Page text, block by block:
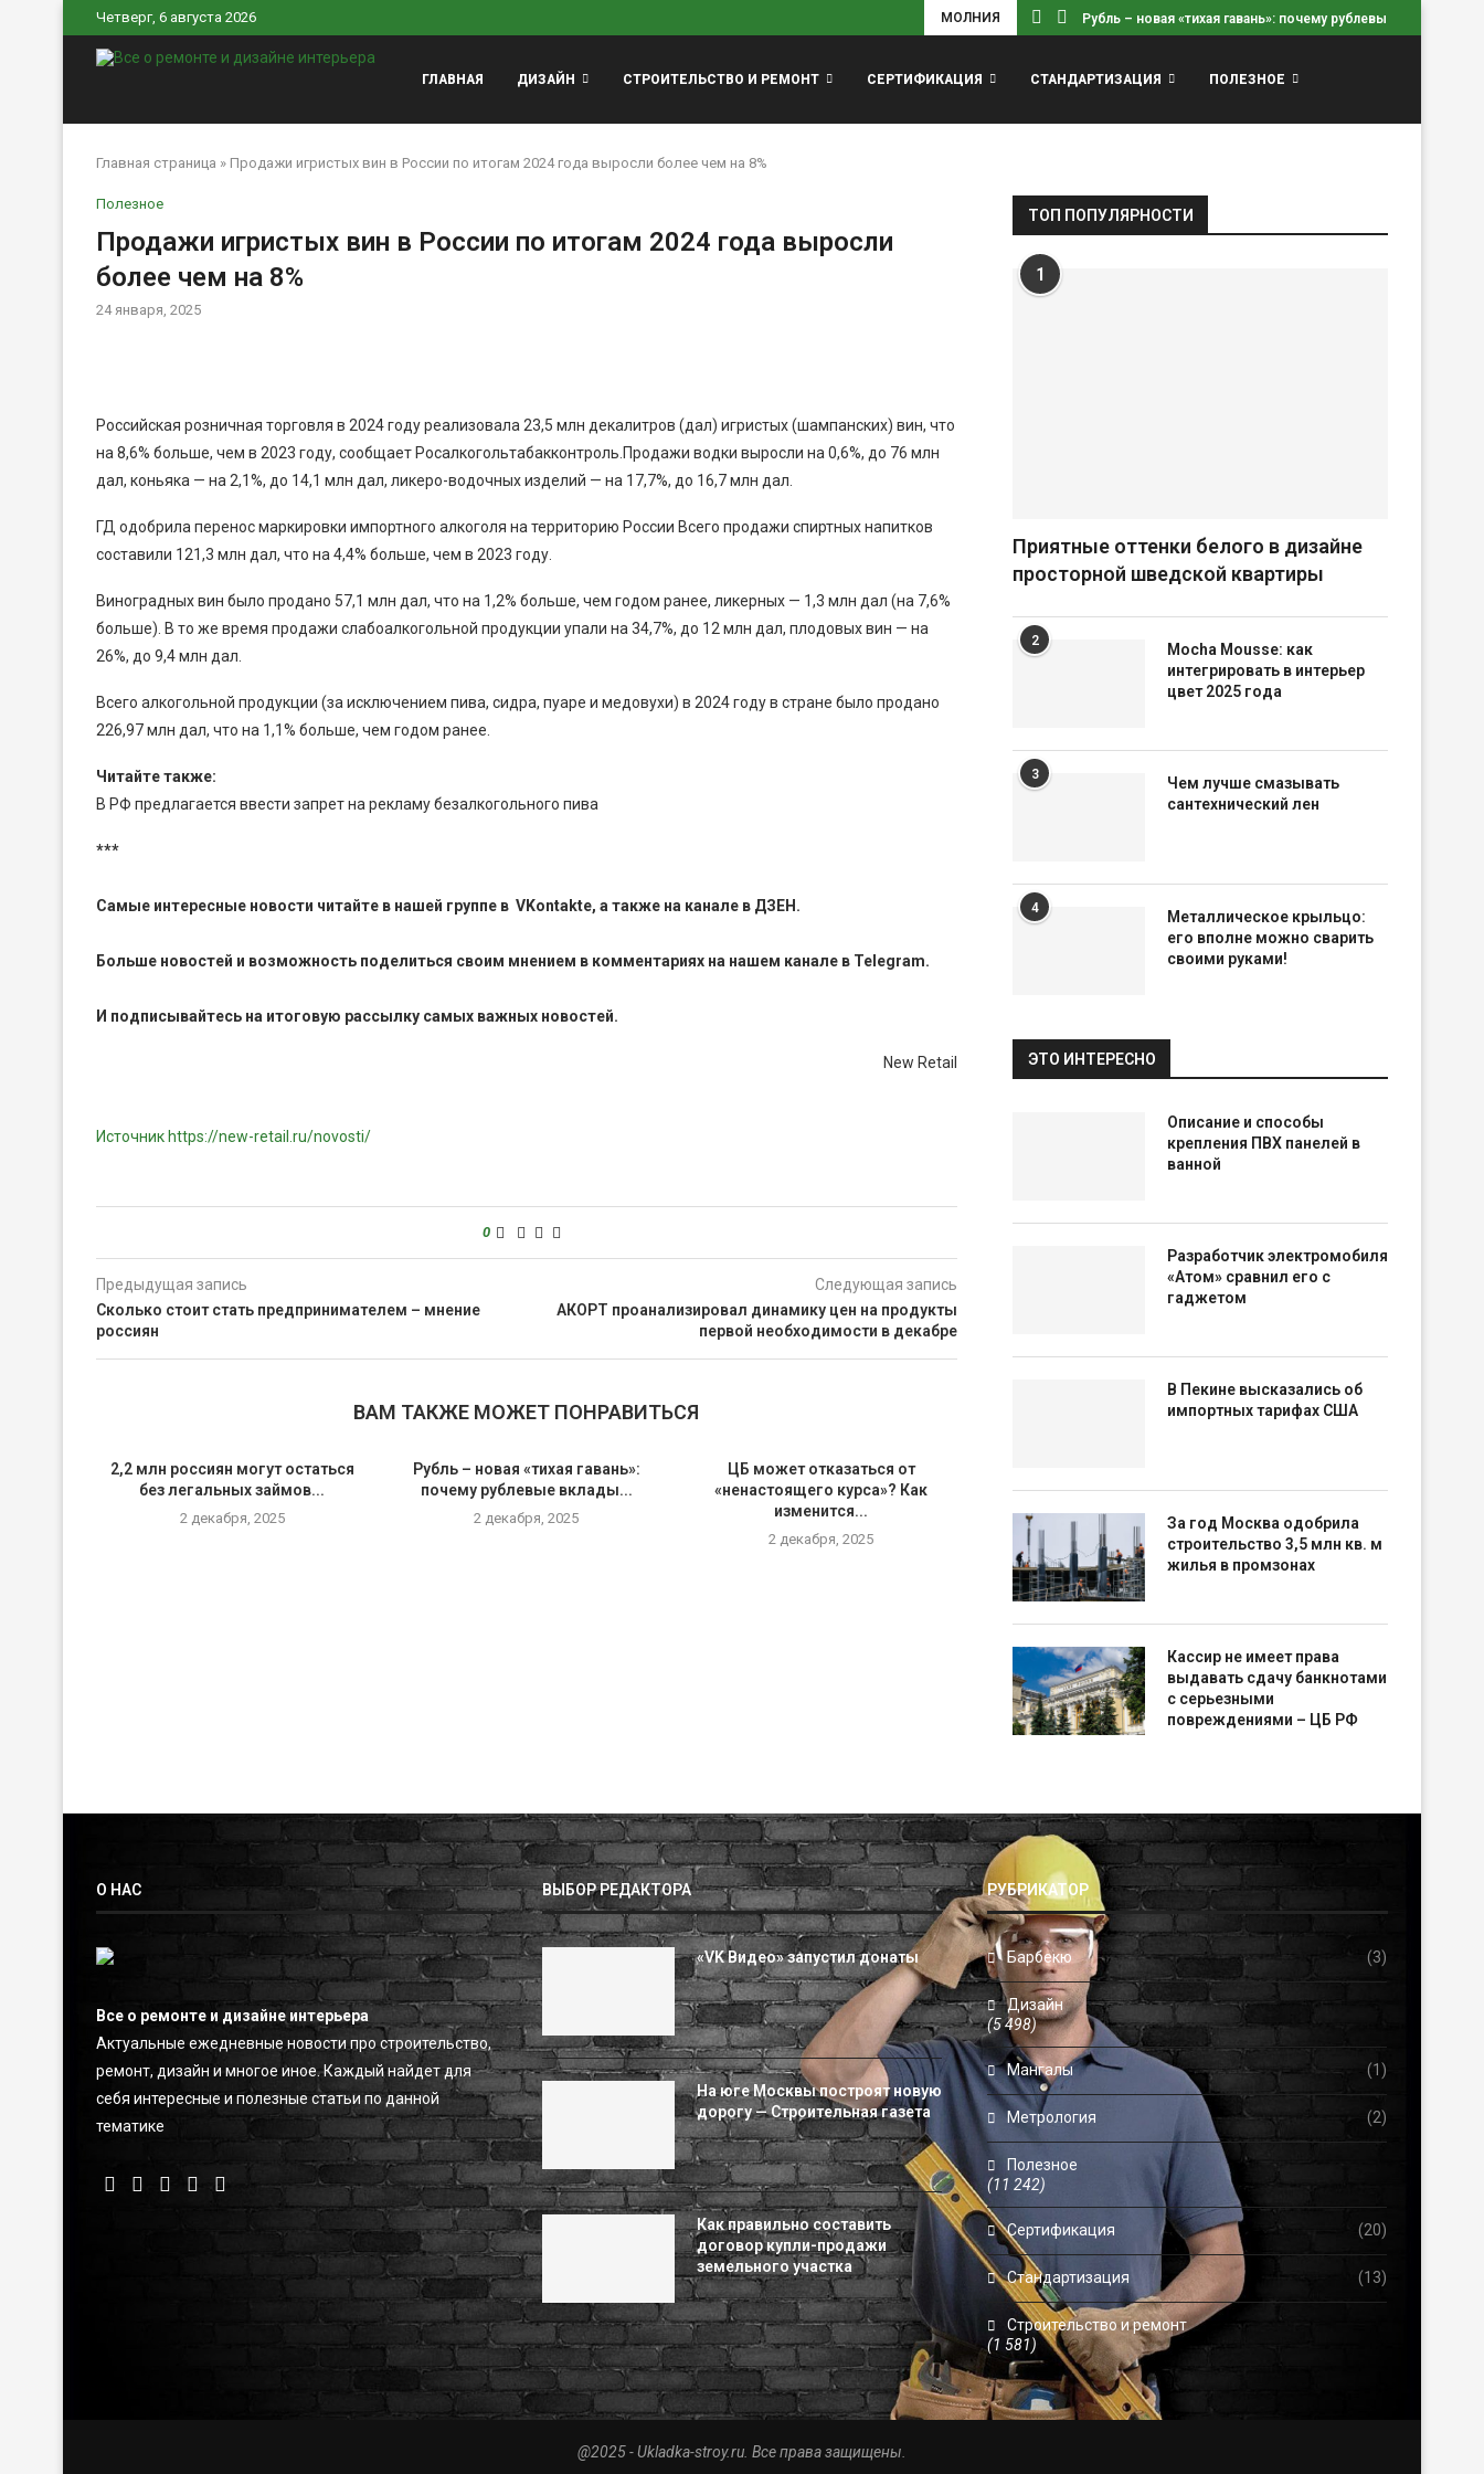
Четверг, 6 августа 2026 МОЛНИЯ Рубль – новая «тихая гавань»: почему рублевые вклады...
ГЛАВНАЯ ДИЗАЙН СТРОИТЕЛЬСТВО И РЕМОНТ СЕРТИФИКАЦИЯ СТАНДАРТИЗАЦИЯ ПОЛЕЗНОЕ
Главная страница » Продажи игристых вин в России по итогам 2024 года выросли более чем на 8%
Полезное
Продажи игристых вин в России по итогам 2024 года выросли
более чем на 8%
24 января, 2025
Российская розничная торговля в 2024 году реализовала 23,5 млн декалитров (дал) игристых (шампанских) вин, что
на 8,6% больше, чем в 2023 году, сообщает Росалкогольтабакконтроль.Продажи водки выросли на 0,6%, до 76 млн
дал, коньяка — на 2,1%, до 14,1 млн дал, ликеро-водочных изделий — на 17,7%, до 16,7 млн дал.
ГД одобрила перенос маркировки импортного алкоголя на территорию России Всего продажи спиртных напитков
составили 121,3 млн дал, что на 4,4% больше, чем в 2023 году.
Виноградных вин было продано 57,1 млн дал, что на 1,2% больше, чем годом ранее, ликерных — 1,3 млн дал (на 7,6%
больше). В то же время продажи слабоалкогольной продукции упали на 34,7%, до 12 млн дал, плодовых вин — на
26%, до 9,4 млн дал.
Всего алкогольной продукции (за исключением пива, сидра, пуаре и медовухи) в 2024 году в стране было продано
226,97 млн дал, что на 1,1% больше, чем годом ранее.
Читайте также:
В РФ предлагается ввести запрет на рекламу безалкогольного пива
***
Самые интересные новости читайте в нашей группе в VKontakte, а также на канале в ДЗЕН .
Больше новостей и возможность поделиться своим мнением в комментариях на нашем канале в Telegram.
И подписывайтесь на итоговую рассылку самых важных новостей.
New Retail
Источник https://new-retail.ru/novosti/
0
Предыдущая запись
Сколько стоит стать предпринимателем – мнение
россиян
Следующая запись
АКОРТ проанализировал динамику цен на продукты
первой необходимости в декабре
ВАМ ТАКЖЕ МОЖЕТ ПОНРАВИТЬСЯ
2,2 млн россиян могут остаться
без легальных займов...
2 декабря, 2025
Рубль – новая «тихая гавань»:
почему рублевые вклады...
2 декабря, 2025
ЦБ может отказаться от
«ненастоящего курса»? Как
изменится...
2 декабря, 2025
ТОП ПОПУЛЯРНОСТИ
1
Приятные оттенки белого в дизайне
просторной шведской квартиры
2
Mocha Mousse: как
интегрировать в интерьер
цвет 2025 года
3
Чем лучше смазывать
сантехнический лен
4
Металлическое крыльцо:
его вполне можно сварить
своими руками!
ЭТО ИНТЕРЕСНО
Описание и способы
крепления ПВХ панелей в
ванной
Разработчик электромобиля
«Атом» сравнил его с
гаджетом
В Пекине высказались об
импортных тарифах США
За год Москва одобрила
строительство 3,5 млн кв. м
жилья в промзонах
Кассир не имеет права
выдавать сдачу банкнотами
с серьезными
повреждениями – ЦБ РФ
О НАС
Все о ремонте и дизайне интерьера
Актуальные ежедневные новости про строительство,
ремонт, дизайн и многое иное. Каждый найдет для
себя интересные и полезные статьи по данной
тематике
ВЫБОР РЕДАКТОРА
«VK Видео» запустил донаты
На юге Москвы построят новую
дорогу — Строительная газета
Как правильно составить
договор купли-продажи
земельного участка
РУБРИКАТОР
Барбекю (3)
Дизайн
(5 498)
Мангалы (1)
Метрология (2)
Полезное
(11 242)
Сертификация (20)
Стандартизация (13)
Строительство и ремонт
(1 581)
@2025 - Ukladka-stroy.ru. Все права защищены.